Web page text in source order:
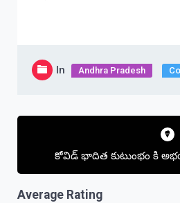
In Andhra Pradesh
Post
కోవిడ్ భాదిత కుటుంభం కి
Average Rating